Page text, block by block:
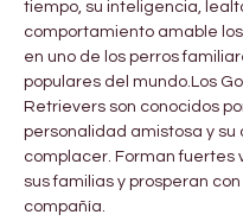
tiempo, su inteligencia,
comportamiento amable
en uno de los perros
populares del mundo.Los
Retrievers son conocidos
personalidad amistosa y su
complacer. Forman fuertes
sus familias y prosperan
compañía.